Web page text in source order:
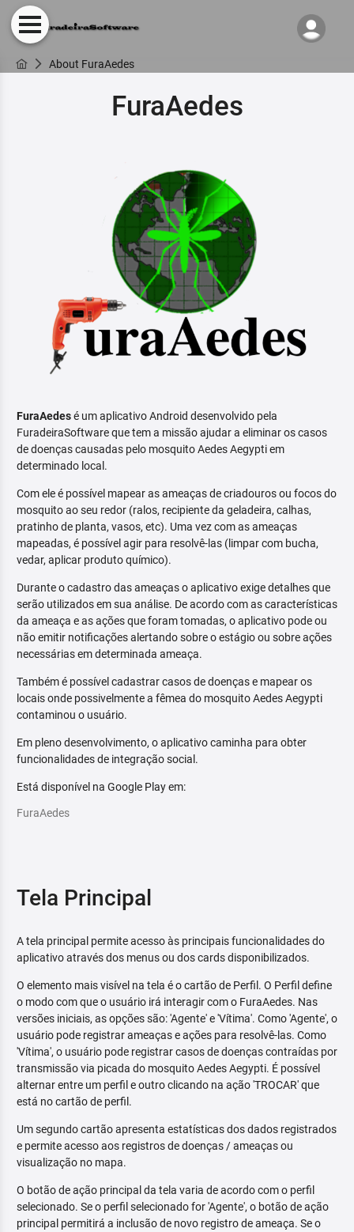
About FuraAedes
FuraAedes
FuraAedesé um aplicativo Android desenvolvido pela
FuradeiraSoftware que tem a missão ajudar a eliminar os casos
de doenças causadas pelo mosquito Aedes Aegypti em
determinado local.
Com ele é possível mapear as ameaças de criadouros ou focos do
mosquito ao seu redor (ralos, recipiente da geladeira, calhas,
pratinho de planta, vasos, etc). Uma vez com as ameaças
mapeadas, é possível agir para resolvê-las (limpar com bucha,
vedar, aplicar produto químico).
Durante o cadastro das ameaças o aplicativo exige detalhes que
serão utilizados em sua análise. De acordo com as características
da ameaça e as ações que foram tomadas, o aplicativo pode ou
não emitir notificações alertando sobre o estágio ou sobre ações
necessárias em determinada ameaça.
Também é possível cadastrar casos de doenças e mapear os
locais onde possivelmente a fêmea do mosquito Aedes Aegypti
contaminou o usuário.
Em pleno desenvolvimento, o aplicativo caminha para obter
funcionalidades de integração social.
Está disponível na Google Play em:
FuraAedes
Tela Principal
A tela principal permite acesso às principais funcionalidades do
aplicativo através dos menus ou dos cards disponibilizados.
O elemento mais visível na tela é o cartão de Perfil. O Perfil define
o modo com que o usuário irá interagir com o FuraAedes. Nas
versões iniciais, as opções são: 'Agente' e 'Vítima'. Como 'Agente', o
usuário pode registrar ameaças e ações para resolvê-las. Como
'Vítima', o usuário pode registrar casos de doenças contraídas por
transmissão via picada do mosquito Aedes Aegypti. É possível
alternar entre um perfil e outro clicando na ação 'TROCAR' que
está no cartão de perfil.
Um segundo cartão apresenta estatísticas dos dados registrados
e permite acesso aos registros de doenças / ameaças ou
visualização no mapa.
O botão de ação principal da tela varia de acordo com o perfil
selecionado. Se o perfil selecionado for 'Agente', o botão de ação
principal permitirá a inclusão de novo registro de ameaça. Se o